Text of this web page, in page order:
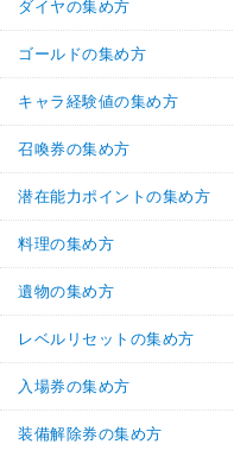
ダイヤの集め方
ゴールドの集め方
キャラ経験値の集め方
召喚券の集め方
潜在能力ポイントの集め方
料理の集め方
遺物の集め方
レベルリセットの集め方
入場券の集め方
装備解除券の集め方